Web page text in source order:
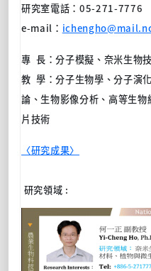
研究室電話：05-271-7776
e-mail ：
專 長：分子模擬、奈米生物
教 學：分子生物學、分子演
論、生物影像分析、高等生
片技術
〈研究成果〉
研究領域 :